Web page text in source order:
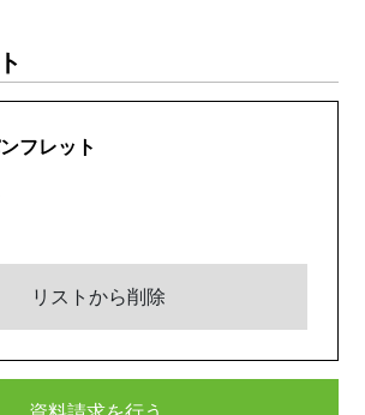
フレット
リストから削除